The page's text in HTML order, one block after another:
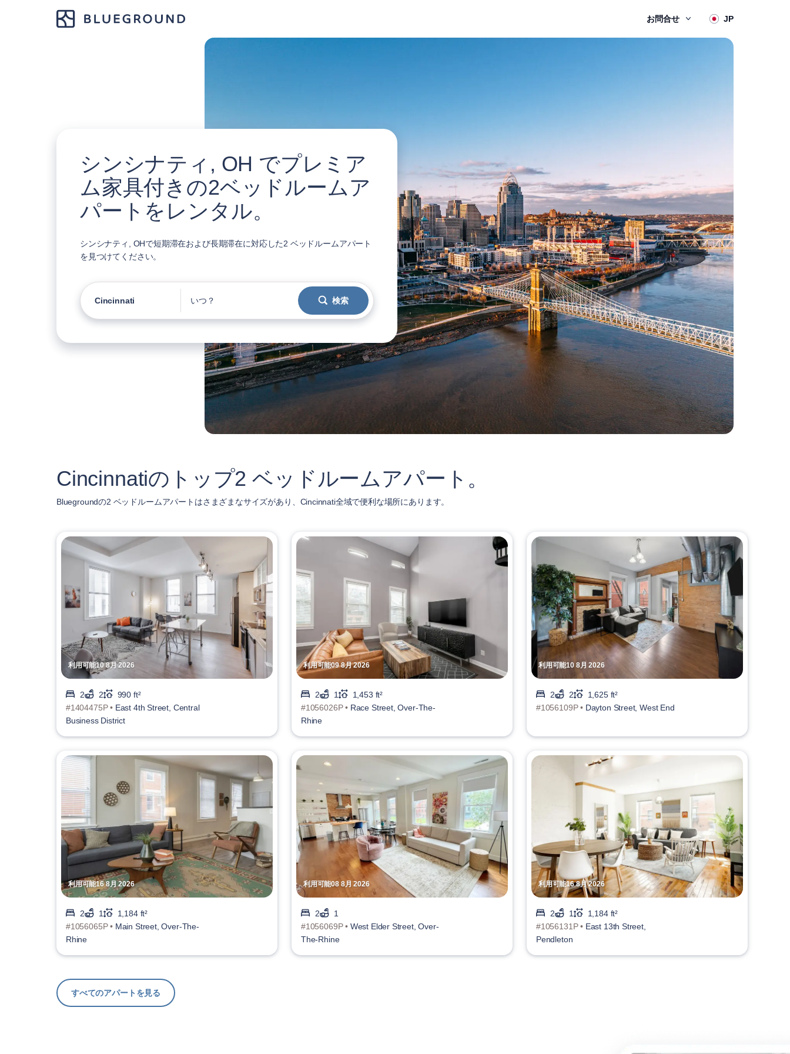
お問合せ JP
シンシナティ, OH でプレミア
ム家具付きの2ベッドルームア
パートをレンタル。
シンシナティ, OHで短期滞在および長期滞在に対応した2 ベッドルームアパート
を見つけてください。
Cincinnati いつ？ 検索
Cincinnatiのトップ2 ベッドルームアパート。
Bluegroundの2 ベッドルームアパートはさまざまなサイズがあり、Cincinnati全域で便利な場所にあります。
利用可能10 8月 2026
2 2
990 ft²
#1404475P • East 4th Street, Central
Business District
利用可能09 8月 2026
2 1
1,453 ft²
#1056026P • Race Street, Over-The-
Rhine
利用可能10 8月 2026
2 2
1,625 ft²
#1056109P • Dayton Street, West End
利用可能16 8月 2026
2 1
1,184 ft²
#1056065P • Main Street, Over-The-
Rhine
利用可能08 8月 2026
2
1
#1056069P • West Elder Street, Over-
The-Rhine
利用可能16 8月 2026
2 1
1,184 ft²
#1056131P • East 13th Street,
Pendleton
すべてのアパートを見る